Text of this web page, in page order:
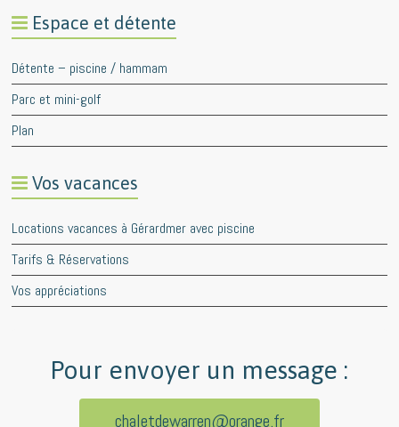
Espace et détente
Détente – piscine / hammam
Parc et mini-golf
Plan
Vos vacances
Locations vacances à Gérardmer avec piscine
Tarifs & Réservations
Vos appréciations
Pour envoyer un message :
chaletdewarren@orange.fr